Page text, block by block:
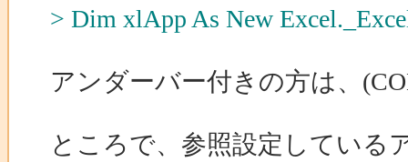
> Dim xlApp As New
アンダーバー付きの方は、
ところで、参照設定している